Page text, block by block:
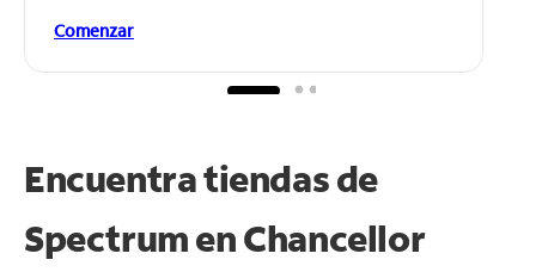
Comenzar
Encuentra tiendas de
Spectrum enChancellor